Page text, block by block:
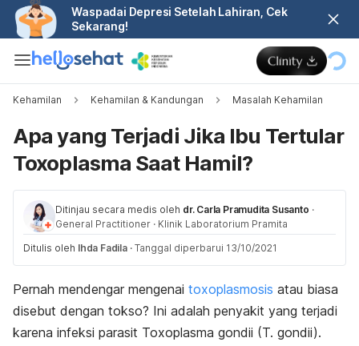
Waspadai Depresi Setelah Lahiran, Cek
Sekarang!
Kehamilan Kehamilan & Kandungan Masalah Kehamilan
Apa yang Terjadi Jika Ibu Tertular
Toxoplasma Saat Hamil?
Ditinjau secara medis oleh dr. Carla Pramudita Susanto ·
General Practitioner · Klinik Laboratorium Pramita
Ditulis oleh Ihda Fadila · Tanggal diperbarui 13/10/2021
Pernah mendengar mengenai toxoplasmosis atau biasa
disebut dengan tokso? Ini adalah penyakit yang terjadi
karena infeksi parasit Toxoplasma gondii (T. gondii).